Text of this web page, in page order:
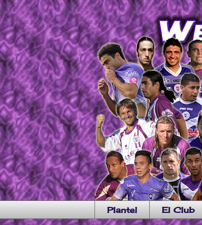
Plantel El Club